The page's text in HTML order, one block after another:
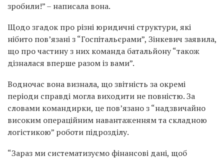
зробили!” – написала вона.
Щодо згадок про різні юридичні структури, які
нібито пов’язані з “Госпітальєрами”, Зінкевич заявила,
що про частину з них команда батальйону “також
дізналася вперше разом із вами”.
Водночас вона визнала, що звітність за окремі
періоди справді могла виходити не повністю. За
словами командирки, це пов’язано з “надзвичайно
високим операційним навантаженням та складною
логістикою” роботи підрозділу.
“Зараз ми систематизуємо фінансові дані, щоб